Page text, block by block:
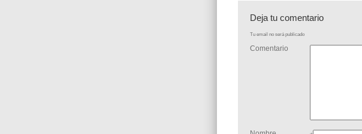
Deja tu comentario
Tu email no será publicado
Comentario